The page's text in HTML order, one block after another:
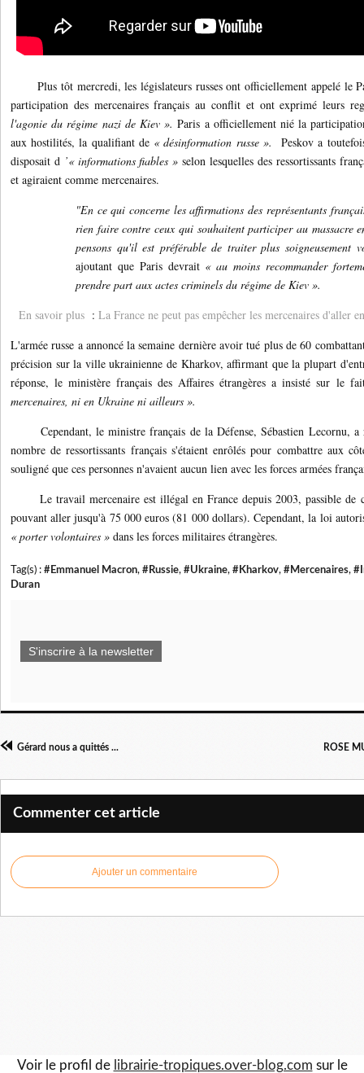
Plus tôt mercredi, les législateurs russes ont officiellement appelé le
participation des mercenaires français au conflit et ont exprimé leurs
l'agonie du régime nazi de Kiev ».Paris a officiellement nié la
aux hostilités, la qualifiant de « désinformation russe ».
Peskov a
disposait d ’« informations fiables » selon lesquelles des ressortissants
et agiraient comme mercenaires.
"En ce qui concerne les affirmations des représentants
rien faire contre ceux qui souhaitent participer au massacre
pensons qu'il est préférable de traiter plus soigneusement
ajoutant que Paris devrait « au moins recommander
prendre part aux actes criminels du régime de Kiev ».
En savoir plus : La France ne peut pas empêcher les mercenaires d'aller
L'armée russe a annoncé la semaine dernière avoir tué plus de 60
précision sur la ville ukrainienne de Kharkov, affirmant que la plupart
réponse, le ministère français des Affaires étrangères a insisté sur le
mercenaires, ni en Ukraine ni ailleurs ».
Cependant, le ministre français de la Défense, Sébastien Lecornu, a
nombre de ressortissants français s'étaient enrôlés pour combattre aux
souligné que ces personnes n'avaient aucun lien avec les forces armées
Le travail mercenaire est illégal en France depuis 2003, passible de
pouvant aller jusqu'à 75 000 euros (81 000 dollars). Cependant, la loi
« porter volontaires » dans les forces militaires étrangères.
Tag(s) : #Emmanuel Macron, #Russie, #Ukraine, #Kharkov, #Mercenaires,
Duran
S'inscrire à la newsletter
Gérard nous a quittés ... ROSE
Commenter cet article
Ajouter un commentaire
Voir le profil de librairie-tropiques.over-blog.com sur le